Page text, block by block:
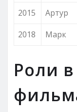
2015
Артур
2018
Марк
Роли